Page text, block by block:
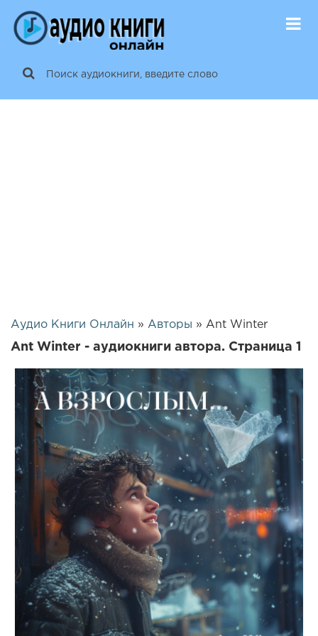
Аудио Книги Онлайн » Авторы » Ant Winter
Ant Winter - аудиокниги автора. Страница 1